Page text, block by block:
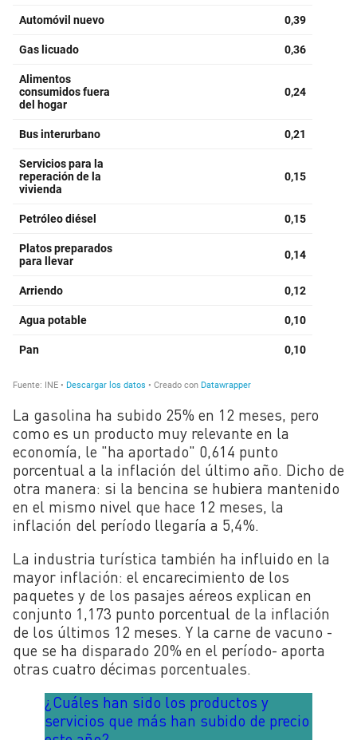
La gasolina ha subido 25% en 12 meses, pero
como es un producto muy relevante en la
economía, le "ha aportado" 0,614 punto
porcentual a la inflación del último año. Dicho de
otra manera: si la bencina se hubiera mantenido
en el mismo nivel que hace 12 meses, la
inflación del período llegaría a 5,4%.
La industria turística también ha influido en la
mayor inflación: el encarecimiento de los
paquetes y de los pasajes aéreos explican en
conjunto 1,173 punto porcentual de la inflación
de los últimos 12 meses. Y la carne de vacuno -
que se ha disparado 20% en el período- aporta
otras cuatro décimas porcentuales.
¿Cuáles han sido los productos y
servicios que más han subido de precio